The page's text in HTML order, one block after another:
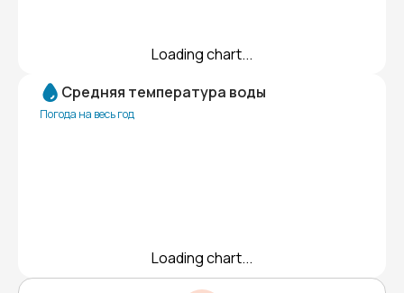
Loading chart...
Средняя температура воды
Погода на весь год
Loading chart...